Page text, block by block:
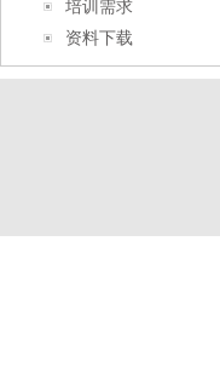
培训需求
资料下载